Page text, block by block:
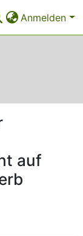
Anmelden
auf